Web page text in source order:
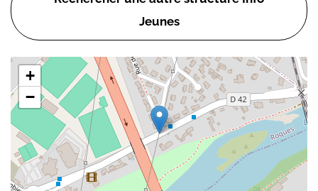
Jeunes
+
−